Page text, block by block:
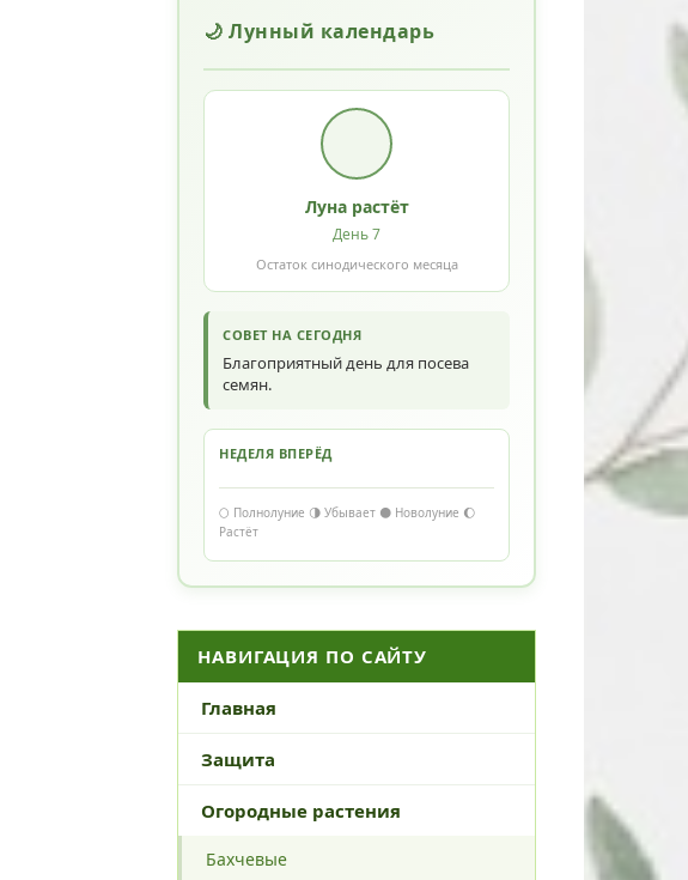
🌙 Лунный календарь
Луна растёт
День 7
Остаток синодического месяца
СОВЕТ НА СЕГОДНЯ
Благоприятный день для посева
семян.
НЕДЕЛЯ ВПЕРЁД
🌕 Полнолуние 🌗 Убывает 🌑 Новолуние 🌔
Растёт
НАВИГАЦИЯ ПО САЙТУ
Главная
Защита
Огородные растения
Бахчевые